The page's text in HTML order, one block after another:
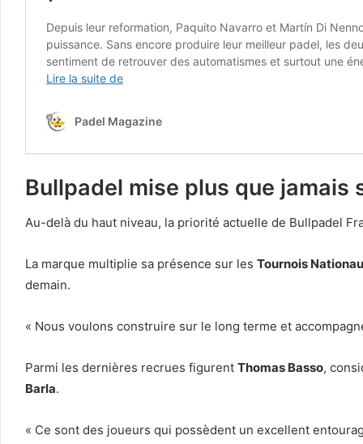
Bullpadel mise plus que jamais
Au-delà du haut niveau, la priorité actuelle de Bullpadel
La marque multiplie sa présence sur les Tournois
demain.
« Nous voulons construire sur le long terme et
Parmi les dernières recrues figurent Thomas Basso,
Barla.
« Ce sont des joueurs qui possèdent un excellent